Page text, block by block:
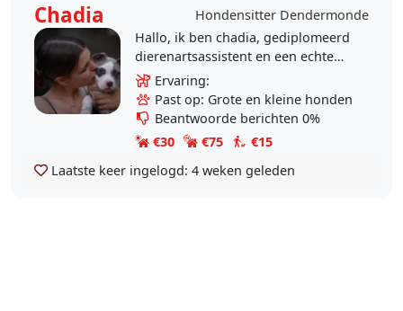
Chadia
Hondensitter Dendermonde
Hallo, ik ben chadia, gediplomeerd
dierenartsassistent en een echte
hondenliefhebber. thuis zorg ik
elke dag met veel liefde voor mijn 5
american..
Ervaring:
Past op: Grote en kleine honden
Beantwoorde berichten 0%
€30
€75
€15
Laatste keer ingelogd: 4 weken geleden